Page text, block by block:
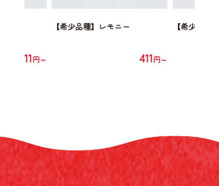
411円～
【希少品種】レモニー
411円～
【希少品種